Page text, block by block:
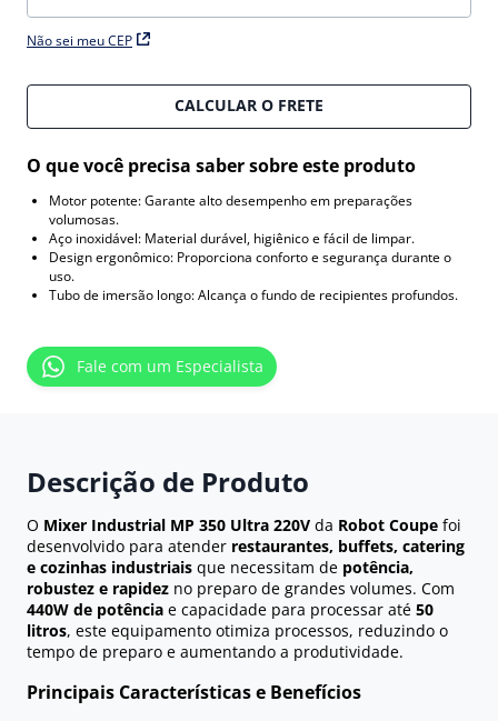
Não sei meu CEP
CALCULAR O FRETE
O que você precisa saber sobre este produto
Motor potente: Garante alto desempenho em preparações
volumosas.
Aço inoxidável: Material durável, higiênico e fácil de limpar.
Design ergonômico: Proporciona conforto e segurança durante o
uso.
Tubo de imersão longo: Alcança o fundo de recipientes profundos.
Fale com um Especialista
Descrição de Produto
O Mixer Industrial MP 350 Ultra 220V da Robot Coupe foi
desenvolvido para atender restaurantes, buffets, catering
e cozinhas industriais que necessitam de potência,
robustez e rapidez no preparo de grandes volumes. Com
440W de potência e capacidade para processar até 50
litros, este equipamento otimiza processos, reduzindo o
tempo de preparo e aumentando a produtividade.
Principais Características e Benefícios